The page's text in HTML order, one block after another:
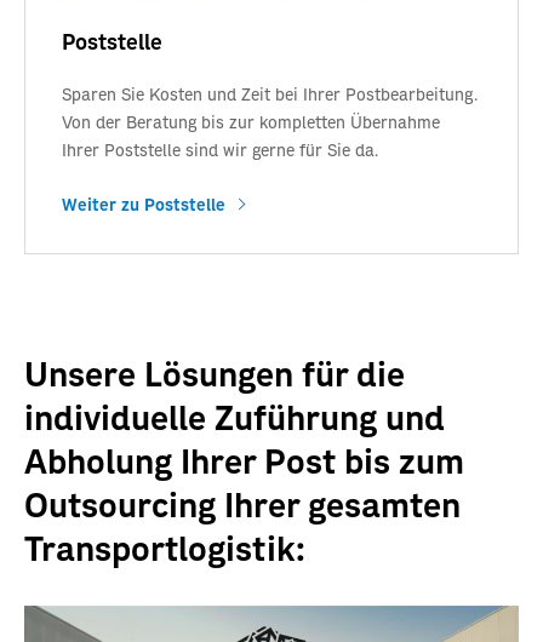
Poststelle
Sparen Sie Kosten und Zeit bei Ihrer Postbearbeitung.
Von der Beratung bis zur kompletten Übernahme
Ihrer Poststelle sind wir gerne für Sie da.
Weiter zu Poststelle
Unsere Lösungen für die
individuelle Zuführung und
Abholung Ihrer Post bis zum
Outsourcing Ihrer gesamten
Transportlogistik: